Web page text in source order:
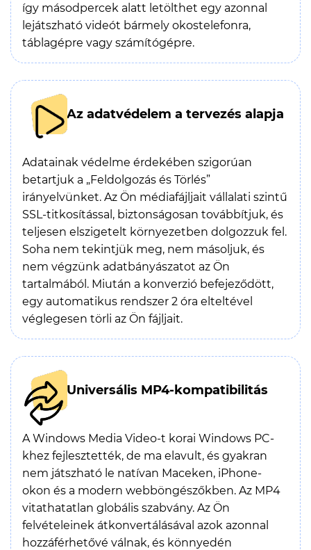
így másodpercek alatt letölthet egy azonnal
lejátszható videót bármely okostelefonra,
táblagépre vagy számítógépre.
Az adatvédelem a tervezés alapja
Adatainak védelme érdekében szigorúan
betartjuk a „Feldolgozás és Törlés”
irányelvünket. Az Ön médiafájljait vállalati szintű
SSL-titkosítással, biztonságosan továbbítjuk, és
teljesen elszigetelt környezetben dolgozzuk fel.
Soha nem tekintjük meg, nem másoljuk, és
nem végzünk adatbányászatot az Ön
tartalmából. Miután a konverzió befejeződött,
egy automatikus rendszer 2 óra elteltével
véglegesen törli az Ön fájljait.
Universális MP4-kompatibilitás
A Windows Media Video-t korai Windows PC-
khez fejlesztették, de ma elavult, és gyakran
nem játszható le natívan Maceken, iPhone-
okon és a modern webböngészőkben. Az MP4
vitathatatlan globális szabvány. Az Ön
felvételeinek átkonvertálásával azok azonnal
hozzáférhetővé válnak, és könnyedén